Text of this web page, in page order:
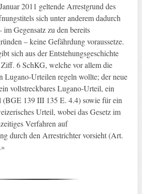
2011 geltende Arrestgrund des
sich unter anderem dadurch
im Gegensatz zu den bereits
– keine Gefährdung voraussetze.
sich aus der Entstehungsgeschichte
6 SchKG, welche vor allem die
Lugano-Urteilen regeln wollte; der neue
vollstreckbares Lugano-Urteil, ein
139 III 135 E. 4.4) sowie für ein
Urteil, wobei das Gesetz im
Verfahren auf
durch den Arrestrichter vorsieht (Art.